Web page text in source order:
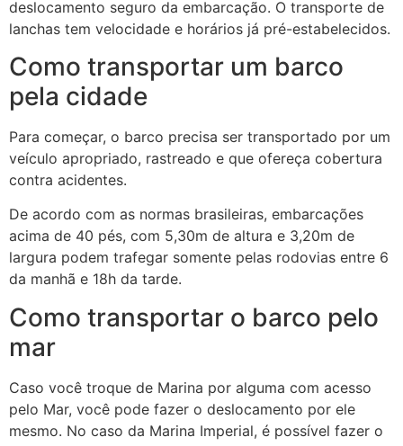
deslocamento seguro da embarcação. O transporte de
lanchas tem velocidade e horários já pré-estabelecidos.
Como transportar um barco
pela cidade
Para começar, o barco precisa ser transportado por um
veículo apropriado, rastreado e que ofereça cobertura
contra acidentes.
De acordo com as normas brasileiras, embarcações
acima de 40 pés, com 5,30m de altura e 3,20m de
largura podem trafegar somente pelas rodovias entre 6
da manhã e 18h da tarde.
Como transportar o barco pelo
mar
Caso você troque de Marina por alguma com acesso
pelo Mar, você pode fazer o deslocamento por ele
mesmo. No caso da Marina Imperial, é possível fazer o